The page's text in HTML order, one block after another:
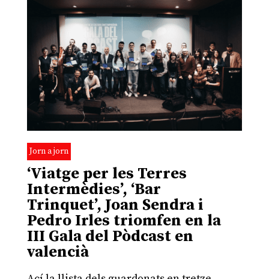
Jorn a jorn
‘Viatge per les Terres
Intermèdies’, ‘Bar
Trinquet’, Joan Sendra i
Pedro Irles triomfen en la
III Gala del Pòdcast en
valencià